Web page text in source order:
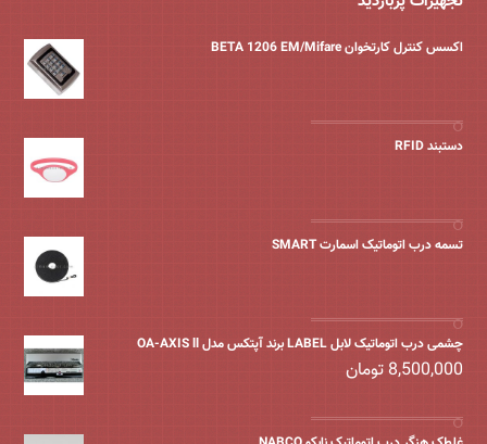
اکسس کنترل کارتخوان BETA 1206 EM/Mifare
دستبند RFID
تسمه درب اتوماتیک اسمارت SMART
چشمی درب اتوماتیک لابل LABEL برند آپتکس مدل OA-AXIS ll
8,500,000 تومان